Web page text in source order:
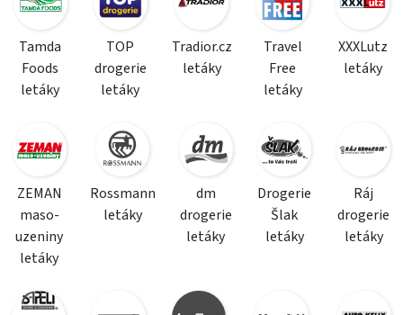
Tamda
Foods
letáky
TOP
drogerie
letáky
Tradior.cz
letáky
Travel
Free
letáky
XXXLutz
letáky
ZEMAN
maso-
uzeniny
letáky
Rossmann
letáky
dm
drogerie
letáky
Drogerie
Šlak
letáky
Ráj
drogerie
letáky